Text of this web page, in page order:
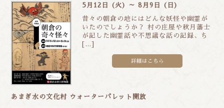
5月12日 (火) ～ 8月9日 (日)
昔々の朝倉の地にはどんな妖怪や幽霊が
いたのでしょうか？ 村の庄屋や秋月藩士
が記した幽霊話や不思議な話の記録、ち
[…]
詳細はこちら
あまぎ水の文化村 ウォーターパレット開放